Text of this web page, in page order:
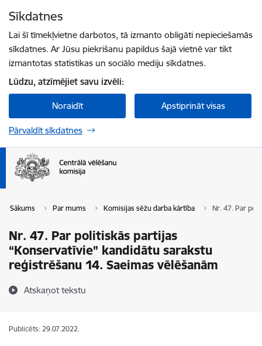
Sīkdatnes
Lai šī tīmekļvietne darbotos, tā izmanto obligāti nepieciešamās
sīkdatnes. Ar Jūsu piekrišanu papildus šajā vietnē var tikt
izmantotas statistikas un sociālo mediju sīkdatnes.
Lūdzu, atzīmējiet savu izvēli:
Noraidīt Apstiprināt visas
Pārvaldīt sīkdatnes
Sākums Par mums Komisijas sēžu darba kārtība Nr. 47. Par
Nr. 47. Par politiskās partijas
“Konservatīvie” kandidātu sarakstu
reģistrēšanu 14. Saeimas vēlēšanām
Atskaņot tekstu
Publicēts: 29.07.2022.